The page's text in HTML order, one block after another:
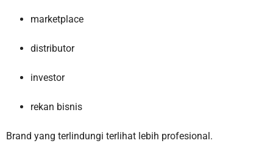
marketplace
distributor
investor
rekan bisnis
Brand yang terlindungi terlihat lebih profesional.